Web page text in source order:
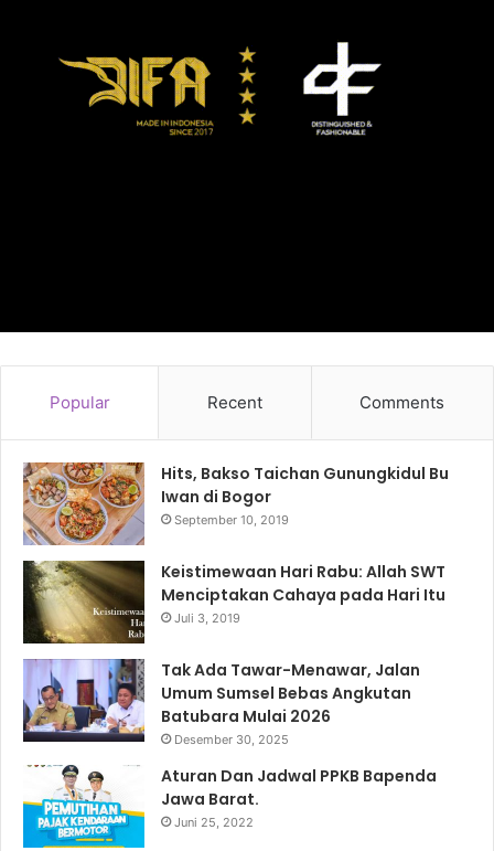
Popular Recent Comments
Hits, Bakso Taichan Gunungkidul Bu
Iwan di Bogor
September 10, 2019
Keistimewaan Hari Rabu: Allah SWT
Menciptakan Cahaya pada Hari Itu
Juli 3, 2019
Tak Ada Tawar-Menawar, Jalan
Umum Sumsel Bebas Angkutan
Batubara Mulai 2026
Desember 30, 2025
Aturan Dan Jadwal PPKB Bapenda
Jawa Barat.
Juni 25, 2022